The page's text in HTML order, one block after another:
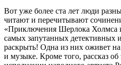
Вот уже более ста лет люди
читают и перечитывают
«Приключения Шерлока Холмса
самых запутанных детективных
раскрыть! Одна из них оживет
и музыке. Кроме того, рассказ об